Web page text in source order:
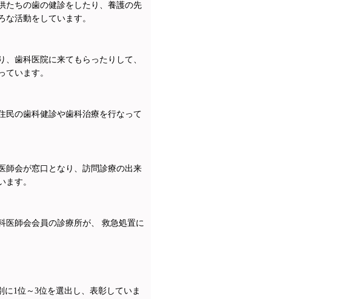
たちの歯の健診をしたり、養護の先
活動をしています。
歯科医院に来てもらったりして、
います。
民の歯科健診や歯科治療を行なって
師会が窓口となり、訪問診療の出来
ます。
医師会会員の診療所が、 救急処置に
1位～3位を選出し、表彰していま